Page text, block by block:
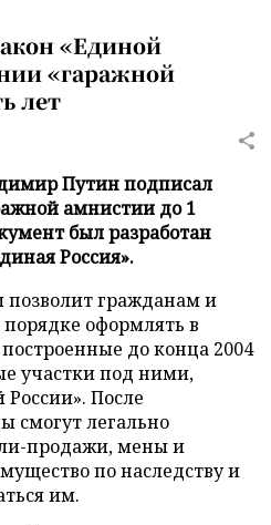
«Единой
«гаражной
лет
Путин подписал
амнистии до 1
был разработан
Россия».
гражданам и
оформлять в
до конца 2004
участки под ними,
России». После
смогут легально
продажи, мены и
по наследству и
им.